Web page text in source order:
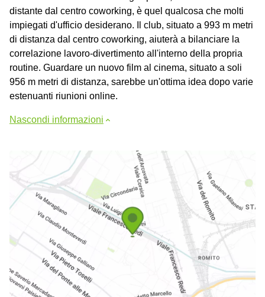
distante dal centro coworking, è quel qualcosa che molti
impiegati d'ufficio desiderano. Il club, situato a 993 m metri
di distanza dal centro coworking, aiuterà a bilanciare la
correlazione lavoro-divertimento all'interno della propria
routine. Guardare un nuovo film al cinema, situato a soli
956 m metri di distanza, sarebbe un'ottima idea dopo varie
estenuanti riunioni online.
Nascondi informazioni